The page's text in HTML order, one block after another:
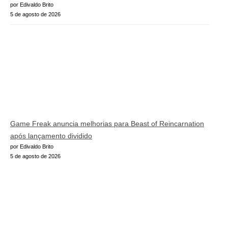
por Edivaldo Brito
5 de agosto de 2026
Game Freak anuncia melhorias para Beast of Reincarnation
após lançamento dividido
por Edivaldo Brito
5 de agosto de 2026